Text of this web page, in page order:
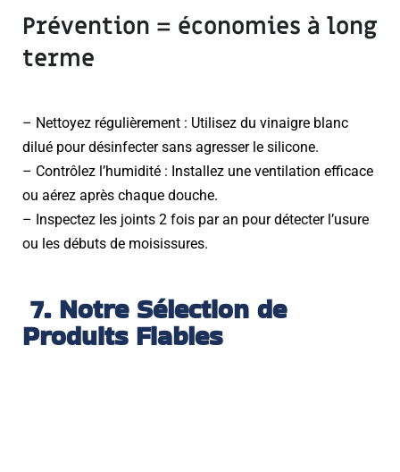
Prévention = économies à long
terme
– Nettoyez régulièrement : Utilisez du vinaigre blanc
dilué pour désinfecter sans agresser le silicone.
– Contrôlez l’humidité : Installez une ventilation efficace
ou aérez après chaque douche.
– Inspectez les joints 2 fois par an pour détecter l’usure
ou les débuts de moisissures.
7. Notre Sélection de
Produits Fiables